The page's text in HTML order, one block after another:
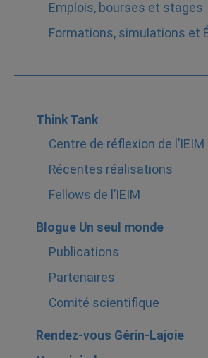
Emplois, bourses et stages
Formations, simulations et
Think Tank
Centre de réflexion de l’IEIM
Récentes réalisations
Fellows de l’IEIM
Blogue Un seul monde
Publications
Partenaires
Comité scientifique
Rendez-vous Gérin-Lajoie